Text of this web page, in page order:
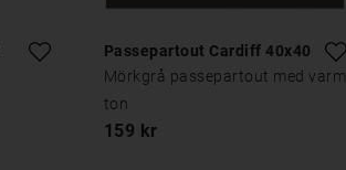
Passepartout Cardiff 40x40
Mörkgrå passepartout med varm
ton
159 kr